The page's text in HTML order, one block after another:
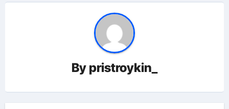
By pristroykin_